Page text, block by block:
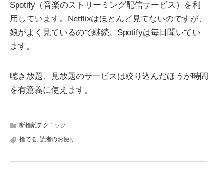
Spotify（音楽のストリーミング配信サービス）を利
用しています。Netflixはほとんど見てないのですが、
娘がよく見ているので継続。Spotifyは毎日聞いてい
ます。
聴き放題、見放題のサービスは絞り込んだほうが時間
を有意義に使えます。
断捨離テクニック
捨てる, 読者のお便り